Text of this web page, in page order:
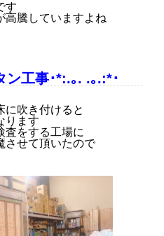
す
高騰していますよね
ン工事･*:.｡. .｡.:*･
に吹き付けると
ります
査をする工場に
させて頂いたので